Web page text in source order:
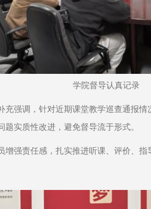
学院督导认真记录
充强调，针对近期课堂教学巡查通报
实质性改进，避免督导流于形式。
增强责任感，扎实推进听课、评价、